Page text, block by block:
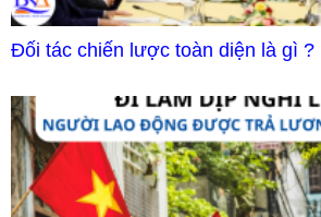
Đối tác chiến lược toàn diện là gì ?